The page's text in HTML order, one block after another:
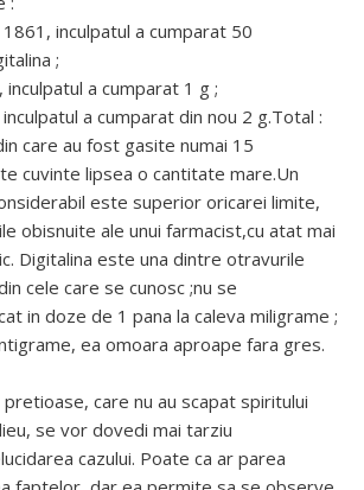
inculpatul a cumparat 50
;
inculpatul a cumparat 1 g ;
a cumparat din nou 2 g.Total :
care au fost gasite numai 15
cuvinte lipsea o cantitate mare.Un
este superior oricarei limite,
obisnuite ale unui farmacist,cu atat mai
Digitalina este una dintre otravurile
cele care se cunosc ;nu se
in doze de 1 pana la caleva miligrame ;
ea omoara aproape fara gres.
care nu au scapat spiritului
se vor dovedi mai tarziu
cazului. Poate ca ar parea